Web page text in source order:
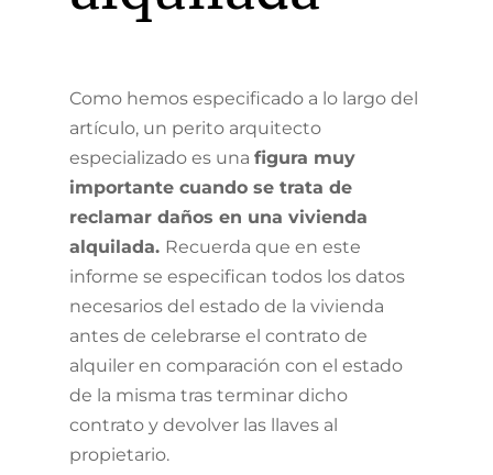
Como hemos especificado a lo largo del
artículo, un perito arquitecto
especializado es una figura muy
importante cuando se trata de
reclamar daños en una vivienda
alquilada. Recuerda que en este
informe se especifican todos los datos
necesarios del estado de la vivienda
antes de celebrarse el contrato de
alquiler en comparación con el estado
de la misma tras terminar dicho
contrato y devolver las llaves al
propietario.